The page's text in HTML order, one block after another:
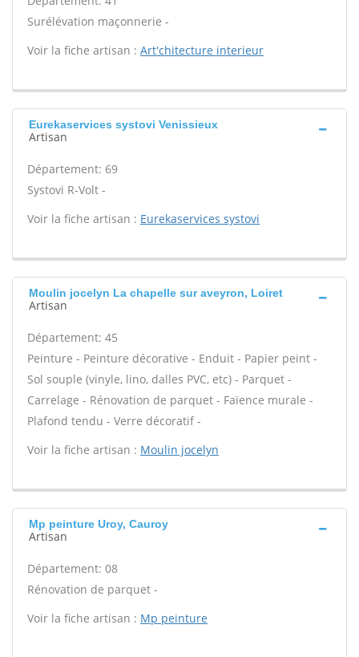
Surélévation maçonnerie -
Voir la fiche artisan : Art'chitecture interieur
Eurekaservices systovi Venissieux
Artisan
Département: 69
Systovi R-Volt -
Voir la fiche artisan : Eurekaservices systovi
Moulin jocelyn La chapelle sur aveyron, Loiret
Artisan
Département: 45
Peinture - Peinture décorative - Enduit - Papier peint -
Sol souple (vinyle, lino, dalles PVC, etc) - Parquet -
Carrelage - Rénovation de parquet - Faïence murale -
Plafond tendu - Verre décoratif -
Voir la fiche artisan : Moulin jocelyn
Mp peinture Uroy, Cauroy
Artisan
Département: 08
Rénovation de parquet -
Voir la fiche artisan : Mp peinture